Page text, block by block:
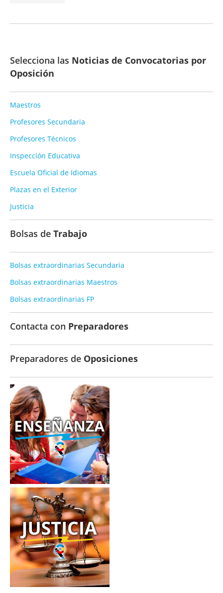
Selecciona las Noticias de Convocatorias por
Oposición
Maestros
Profesores Secundaria
Profesores Técnicos
Inspección Educativa
Escuela Oficial de Idiomas
Plazas en el Exterior
Justicia
Bolsas de Trabajo
Bolsas extraordinarias Secundaria
Bolsas extraordinarias Maestros
Bolsas extraordinarias FP
Contacta con Preparadores
Preparadores de Oposiciones